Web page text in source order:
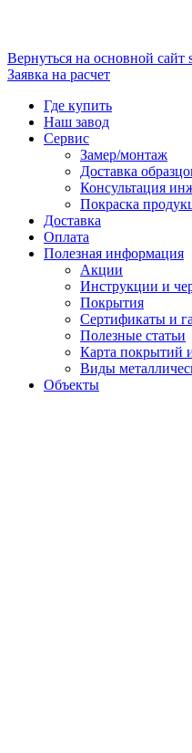
Вернуться на основной сайт
Заявка на расчет
Где купить
Наш завод
Сервис
Замер/монтаж
Доставка
Консультация
Покраска
Доставка
Оплата
Полезная информация
Акции
Инструкции и
Покрытия
Сертификаты и
Полезные статьи
Карта покрытий
Виды
Объекты